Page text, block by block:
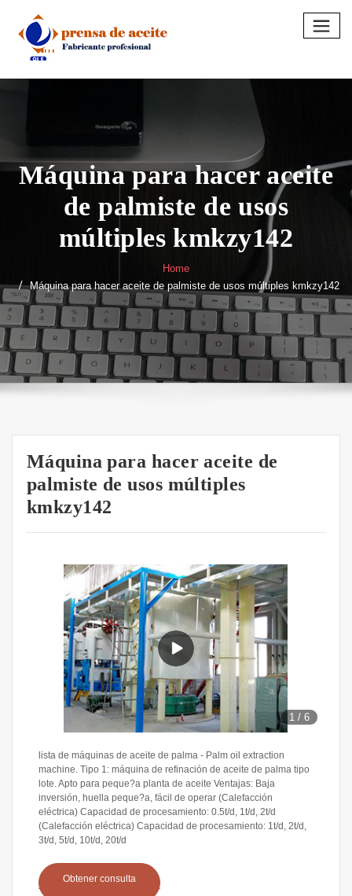
content
Máquina para hacer aceite
de palmiste de usos
múltiples kmkzy142
Home
Máquina para hacer aceite de palmiste de usos múltiples kmkzy142
Máquina para hacer aceite de
palmiste de usos múltiples
kmkzy142
1 /6
lista de máquinas de aceite de palma - Palm oil extraction
machine. Tipo 1: máquina de refinación de aceite de palma tipo
lote. Apto para peque?a planta de aceite Ventajas: Baja
inversión, huella peque?a, fácil de operar (Calefacción
eléctrica) Capacidad de procesamiento: 0.5t/d, 1t/d, 2t/d
(Calefacción eléctrica) Capacidad de procesamiento: 1t/d, 2t/d,
3t/d, 5t/d, 10t/d, 20t/d
Obtener consulta